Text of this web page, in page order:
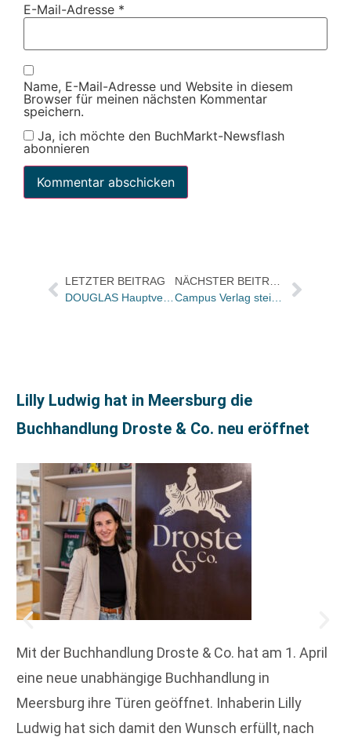
E-Mail-Adresse *
Name, E-Mail-Adresse und Website in diesem
Browser für meinen nächsten Kommentar
speichern.
Ja, ich möchte den BuchMarkt-Newsflash
abonnieren
LETZTER BEITRAG
DOUGLAS Hauptversammlung genehmigt Dividende von 1 € pro Aktie
Lilly Ludwig hat in Meersburg die
Buchhandlung Droste & Co. neu eröffnet
Mit der Buchhandlung Droste & Co. hat am 1. April
eine neue unabhängige Buchhandlung in
Meersburg ihre Türen geöffnet. Inhaberin Lilly
Ludwig hat sich damit den Wunsch erfüllt, nach